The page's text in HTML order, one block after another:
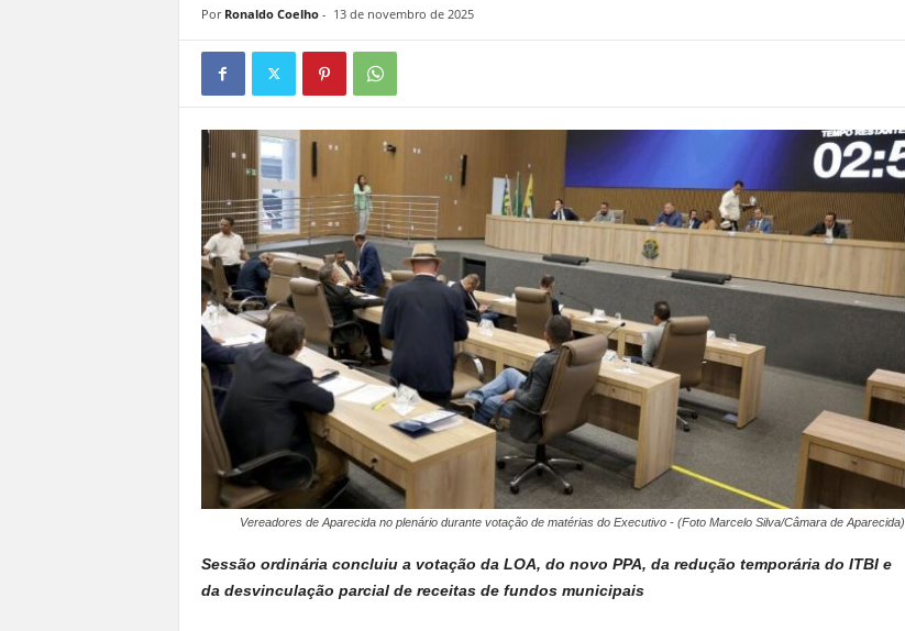
o
n
Por Ronaldo Coelho- 13 de novembro de 2025
Vereadores de Aparecida no plenário durante votação de matérias do Executivo - (Foto Marcelo Silva/Câmara de Aparecida)
Sessão ordinária concluiu a votação da LOA, do novo PPA, da redução temporária do ITBI e
da desvinculação parcial de receitas de fundos municipais